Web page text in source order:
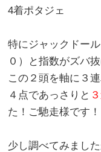
4着ポタジェ
特にジャックドー
０）と指数がズバ
この２頭を軸に３
４点であっさりと
た！ご馳走様です！
少し調べてみまし